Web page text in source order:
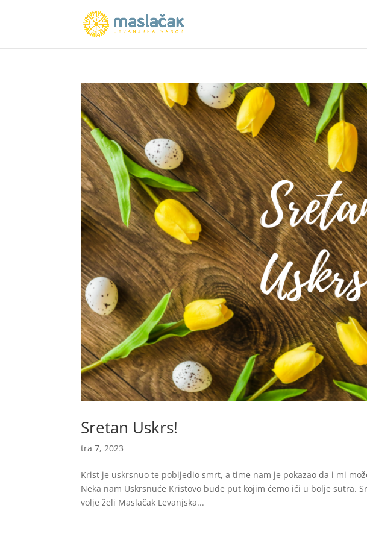
Sretan Uskrs!
tra 7, 2023
Krist je uskrsnuo te pobijedio smrt, a time nam je pokazao da i mi
Neka nam Uskrsnuće Kristovo bude put kojim ćemo ići u bolje sutra.
volje želi Maslačak Levanjska...